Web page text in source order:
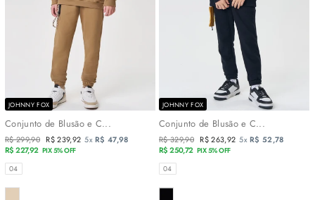
JOHNNY FOX
Conjunto de Blusão e C...
Preço
normal
R$ 299,90 Preço
promocional
R$ 239,92 5xR$ 47,98
R$ 227,92 PIX 5% OFF
TAMANHOS
04
COR
JOHNNY FOX
Conjunto de Blusão e C...
Preço
normal
R$ 329,90 Preço
promocional
R$ 263,92 5xR$ 52,78
R$ 250,72 PIX 5% OFF
TAMANHOS
04
COR